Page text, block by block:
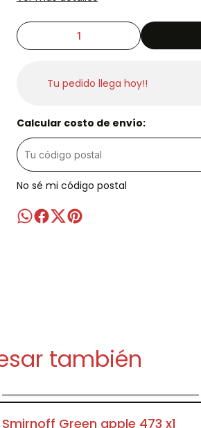
Tu pedido llega hoy!!
Calcular costo de envío:
No sé mi código postal
también
P078
Smirnoff Green apple 473 x1